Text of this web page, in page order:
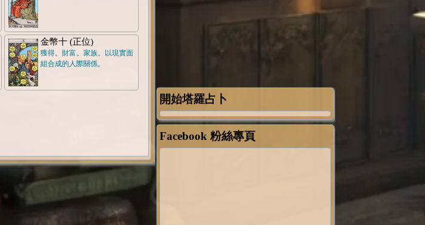
金幣十 (正位)
獲得。財富。家族。以現實面
組合成的人際關係。
開始塔羅占卜
Facebook 粉絲專頁